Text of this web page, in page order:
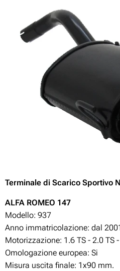
Terminale di Scarico Sportivo
ALFA ROMEO 147
Modello: 937
Anno immatricolazione: dal
Motorizzazione: 1.6 TS - 2.0 TS
Omologazione europea: Si
Misura uscita finale: 1x90 mm.